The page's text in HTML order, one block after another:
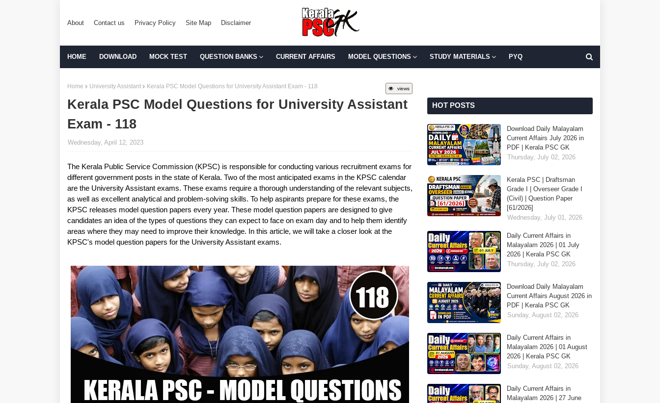
About Contact us Privacy Policy Site Map Disclaimer
HOME DOWNLOAD MOCK TEST QUESTION BANKS CURRENT AFFAIRS MODEL QUESTIONS STUDY MATERIALS PYQ
views
Home University Assistant Kerala PSC Model Questions for University Assistant Exam - 118
Kerala PSC Model Questions for University Assistant
Exam - 118
Wednesday, April 12, 2023
The Kerala Public Service Commission (KPSC) is responsible for conducting various recruitment exams for
different government posts in the state of Kerala. Two of the most anticipated exams in the KPSC calendar
are the University Assistant exams. These exams require a thorough understanding of the relevant subjects,
as well as excellent analytical and problem-solving skills. To help aspirants prepare for these exams, the
KPSC releases model question papers every year. These model question papers are designed to give
candidates an idea of the types of questions they can expect to face on exam day and to help them identify
areas where they may need to improve their knowledge. In this article, we will take a closer look at the
KPSC's model question papers for the University Assistant exams.
HOT POSTS
Download Daily Malayalam
Current Affairs July 2026 in
PDF | Kerala PSC GK
Thursday, July 02, 2026
Kerala PSC | Draftsman
Grade I | Overseer Grade I
(Civil) | Question Paper
[61/2026]
Wednesday, July 01, 2026
Daily Current Affairs in
Malayalam 2026 | 01 July
2026 | Kerala PSC GK
Thursday, July 02, 2026
Download Daily Malayalam
Current Affairs August 2026 in
PDF | Kerala PSC GK
Sunday, August 02, 2026
Daily Current Affairs in
Malayalam 2026 | 01 August
2026 | Kerala PSC GK
Sunday, August 02, 2026
Daily Current Affairs in
Malayalam 2026 | 27 June